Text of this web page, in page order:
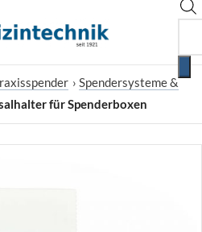
› Spendersysteme &
für Spenderboxen